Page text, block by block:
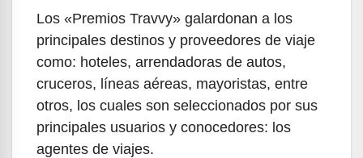
Los «Premios Travvy» galardonan a los
principales destinos y proveedores de viaje
como: hoteles, arrendadoras de autos,
cruceros, líneas aéreas, mayoristas, entre
otros, los cuales son seleccionados por sus
principales usuarios y conocedores: los
agentes de viajes.